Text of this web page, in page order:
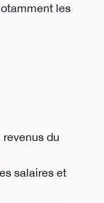
les
du
salaires et